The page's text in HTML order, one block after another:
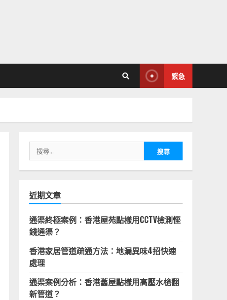
緊急
尋
關
字:
近期文章
通渠終極案例：香港屋苑點樣用CCTV檢測慳
錢通渠？
香港家居管道疏通方法：地漏異味4招快速
處理
通渠案例分析：香港舊屋點樣用高壓水槍翻
新管道？